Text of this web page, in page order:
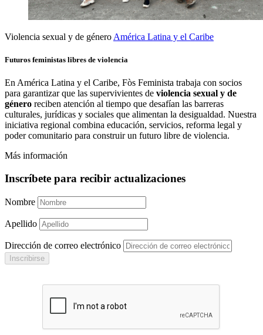
Violencia sexual y de género América Latina y el Caribe
Futuros feministas libres de violencia
En América Latina y el Caribe, Fòs Feminista trabaja con socios
para garantizar que las supervivientes de violencia sexual y de
género reciben atención al tiempo que desafían las barreras
culturales, jurídicas y sociales que alimentan la desigualdad. Nuestra
iniciativa regional combina educación, servicios, reforma legal y
poder comunitario para construir un futuro libre de violencia.
Más información
Inscríbete para recibir actualizaciones
Nombre
Apellido
Dirección de correo electrónico
Inscribirse